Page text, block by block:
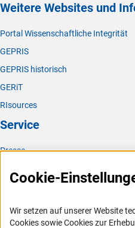
Weitere Websites und
Portal Wissenschaftliche Integrität
GEPRIS
GEPRIS historisch
GERiT
RIsources
Service
Presse
RSS-Feeds
Cookie-
Wir setzen auf unserer Website
Cookies sowie Cookies zur